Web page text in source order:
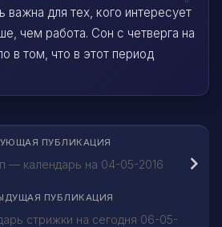
для тех, кого интересует
чем работа. Сон с четверга на
в том, что в этот период
ПУБЛИКАЦИЯ
— календарь на 04-05-2016
ПУБЛИКАЦИЯ
стрижки на сегодня 06-05-